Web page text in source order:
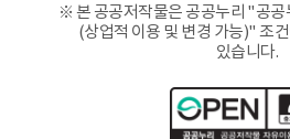
※ 본 공공저작물은 공공누리 "공공
(상업적 이용 및 변경 가능)" 조
있습니다.